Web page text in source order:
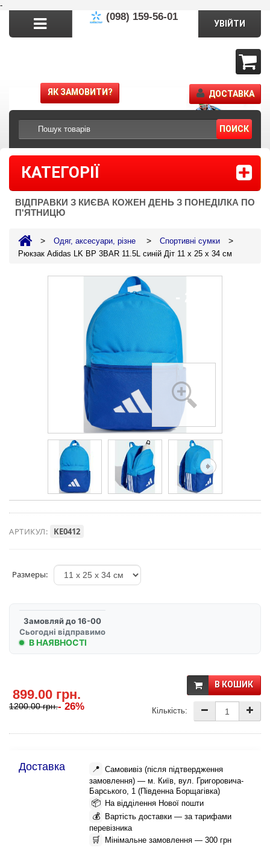
-
(098) 159-56-01
ПОИСК
УВІЙТИ
ЯК ЗАМОВИТИ? ДОСТАВКА
КАТЕГОРІЇ
ВІДПРАВКИ З КИЄВА КОЖЕН ДЕНЬ З ПОНЕДІЛКА ПО
П'ЯТНИЦЮ
> Одяг, аксесуари, різне > Спортивні сумки >
Рюкзак Adidas LK BP 3BAR 11.5L синій Діт 11 x 25 x 34 см
АРТИКУЛ: KE0412
Размеры:
Замовляй до 16-00
Сьогодні відправимо
В НАЯВНОСТІ
899.00 грн.
- 26%
1200.00 грн.
В КОШИК
Кількість:
Доставка 📍 Самовивіз (після підтвердження
замовлення) — м. Київ, вул. Григоровича-
Барського, 1 (Південна Борщагівка)
📦 На відділення Нової пошти
💰
Вартість доставки — за тарифами
перевізника
🛒 Мінімальне замовлення — 300 грн